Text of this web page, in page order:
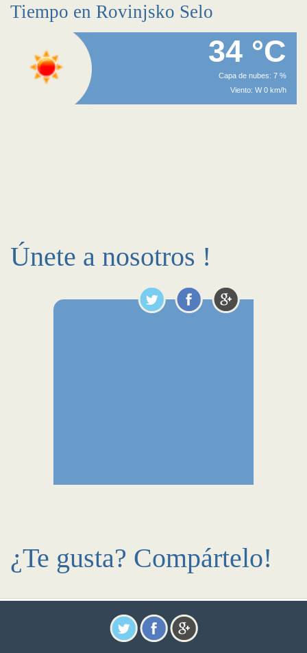
Tiempo en Rovinjsko Selo
34 °C
Capa de nubes: 7 %
Viento: W 0 km/h
Únete a nosotros !
¿Te gusta? Compártelo!